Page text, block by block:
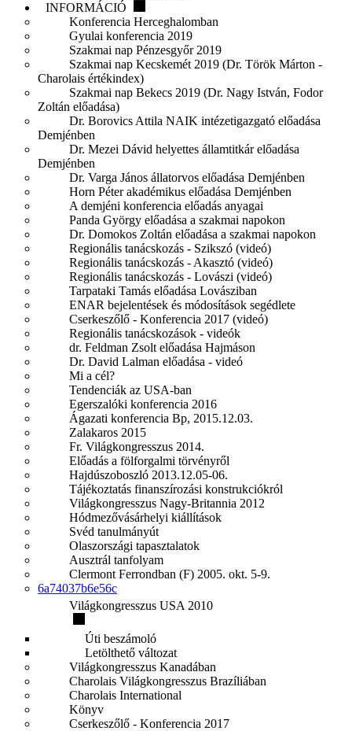
INFORMÁCIÓ
Konferencia Herceghalomban
Gyulai konferencia 2019
Szakmai nap Pénzesgyőr 2019
Szakmai nap Kecskemét 2019 (Dr. Török Márton -
Charolais értékindex)
Szakmai nap Bekecs 2019 (Dr. Nagy István, Fodor
Zoltán előadása)
Dr. Borovics Attila NAIK intézetigazgató előadása
Demjénben
Dr. Mezei Dávid helyettes államtitkár előadása
Demjénben
Dr. Varga János állatorvos előadása Demjénben
Horn Péter akadémikus előadása Demjénben
A demjéni konferencia előadás anyagai
Panda György előadása a szakmai napokon
Dr. Domokos Zoltán előadása a szakmai napokon
Regionális tanácskozás - Szikszó (videó)
Regionális tanácskozás - Akasztó (videó)
Regionális tanácskozás - Lovászi (videó)
Tarpataki Tamás előadása Lovásziban
ENAR bejelentések és módosítások segédlete
Cserkeszőlő - Konferencia 2017 (videó)
Regionális tanácskozások - videók
dr. Feldman Zsolt előadása Hajmáson
Dr. David Lalman előadása - videó
Mi a cél?
Tendenciák az USA-ban
Egerszalóki konferencia 2016
Ágazati konferencia Bp, 2015.12.03.
Zalakaros 2015
Fr. Világkongresszus 2014.
Előadás a fölforgalmi törvényről
Hajdúszoboszló 2013.12.05-06.
Tájékoztatás finanszírozási konstrukciókról
Világkongresszus Nagy-Britannia 2012
Hódmezővásárhelyi kiállítások
Svéd tanulmányút
Olaszországi tapasztalatok
Ausztrál tanfolyam
Clermont Ferrondban (F) 2005. okt. 5-9.
6a74037b6e56c
Világkongresszus USA 2010
Úti beszámoló
Letölthető változat
Világkongresszus Kanadában
Charolais Világkongresszus Brazíliában
Charolais International
Könyv
Cserkeszőlő - Konferencia 2017